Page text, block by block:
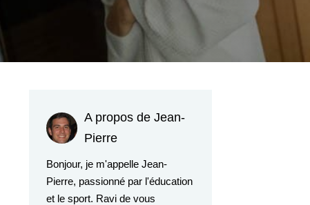
A propos de Jean-
Pierre
Bonjour, je m'appelle Jean-
Pierre, passionné par l'éducation
et le sport. Ravi de vous